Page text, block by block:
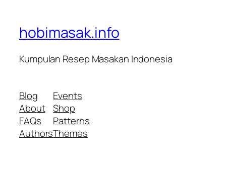
hobimasak.info
Kumpulan Resep Masakan Indonesia
Blog
About
FAQs
Authors
Events
Shop
Patterns
Themes